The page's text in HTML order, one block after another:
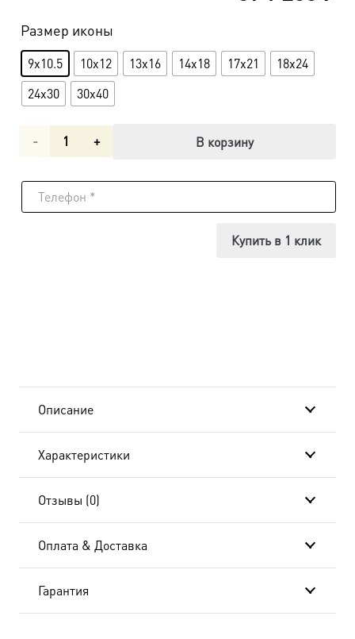
Размер иконы
9x10.5 10x12 13x16 14x18 17x21
18x24
24x30
30x40
Количество
Икона
коробке
В корзину
Купить в 1 клик
Описание
Характеристики
Отзывы (0)
Оплата & Доставка
Гарантия